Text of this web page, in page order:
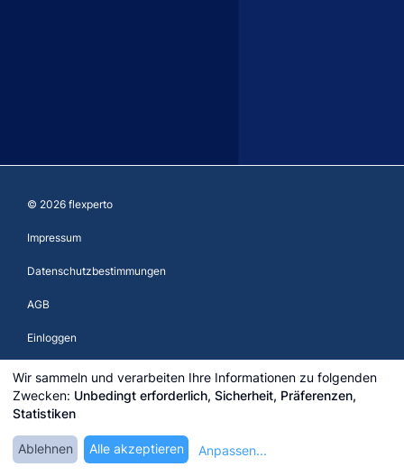
© 2026 flexperto
Impressum
Datenschutzbestimmungen
AGB
Einloggen
Registrieren
Test Center
Cookie-Einstellungen bearbeiten
Wir sammeln und verarbeiten Ihre Informationen zu folgenden
Zwecken: Unbedingt erforderlich, Sicherheit, Präferenzen,
Statistiken
Ablehnen Alle akzeptieren Anpassen...